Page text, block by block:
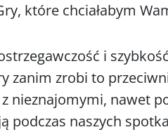
które chciałabym
i
zanim zrobi to
nieznajomymi, nawet
podczas naszych